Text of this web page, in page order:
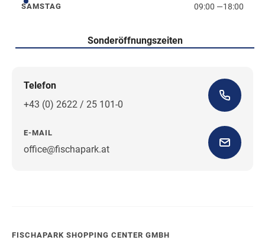
Samstag
SAMSTAG 09:00 —18:00
Sonderöffnungszeiten
Telefon
+43 (0) 2622 / 25 101-0
E-MAIL
office@fischapark.atWegbeschreibung
FISCHAPARK SHOPPING CENTER GMBH